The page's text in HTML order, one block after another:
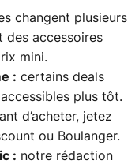
changent plusieurs
des accessoires
mini.
: certains deals
plus tôt.
d’acheter, jetez
ou Boulanger.
: notre rédaction